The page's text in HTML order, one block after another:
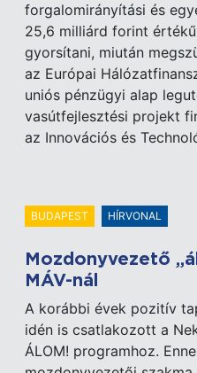
forgalomirányítási és
25,6 milliárd forint
gyorsítani, miután
az Európai
uniós pénzügyi alap
vasútfejlesztési projekt
az Innovációs és
BUDAPEST HÍRVONAL
Mozdonyvezető
MÁV-nál
A korábbi évek pozitív
idén is csatlakozott a
ÁLOM! programhoz.